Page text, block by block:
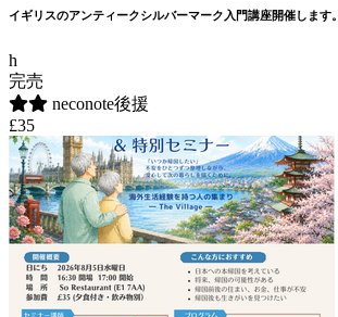
イギリスのアンティークシルバーマーク入門講座開催します。
h
完売
neconote後援
£35